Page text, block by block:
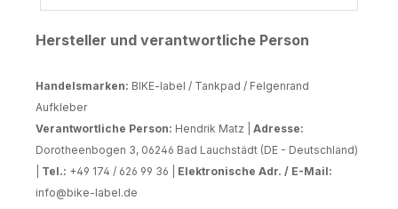
Hersteller und verantwortliche Person
Handelsmarken: BIKE-label / Tankpad / Felgenrand
Aufkleber
Verantwortliche Person: Hendrik Matz | Adresse:
Dorotheenbogen 3, 06246 Bad Lauchstädt (DE - Deutschland)
Tel.: +49 174 / 626 99 36 | Elektronische Adr. / E-Mail:
info@bike-label.de